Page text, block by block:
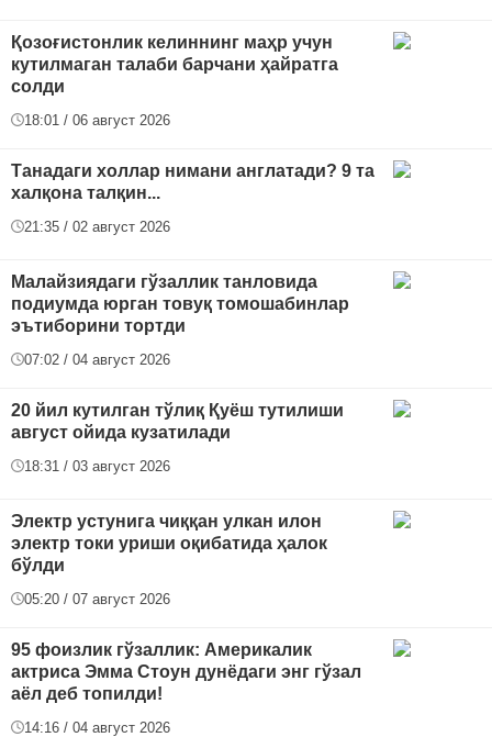
Қозоғистонлик келиннинг маҳр учун
кутилмаган талаби барчани ҳайратга
солди
18:01 / 06 август 2026
Танадаги холлар нимани англатади? 9 та
халқона талқин...
21:35 / 02 август 2026
Малайзиядаги гўзаллик танловида
подиумда юрган товуқ томошабинлар
эътиборини тортди
07:02 / 04 август 2026
20 йил кутилган тўлиқ Қуёш тутилиши
август ойида кузатилади
18:31 / 03 август 2026
Электр устунига чиққан улкан илон
электр токи уриши оқибатида ҳалок
бўлди
05:20 / 07 август 2026
95 фоизлик гўзаллик: Америкалик
актриса Эмма Стоун дунёдаги энг гўзал
аёл деб топилди!
14:16 / 04 август 2026